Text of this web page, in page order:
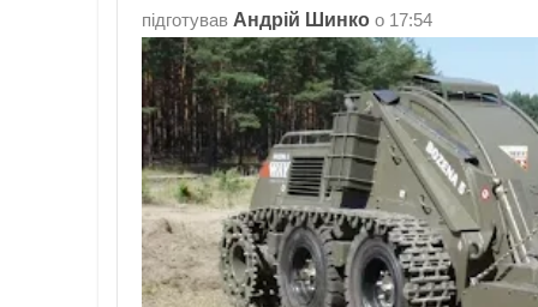
підготував Андрій Шинко о 17:54